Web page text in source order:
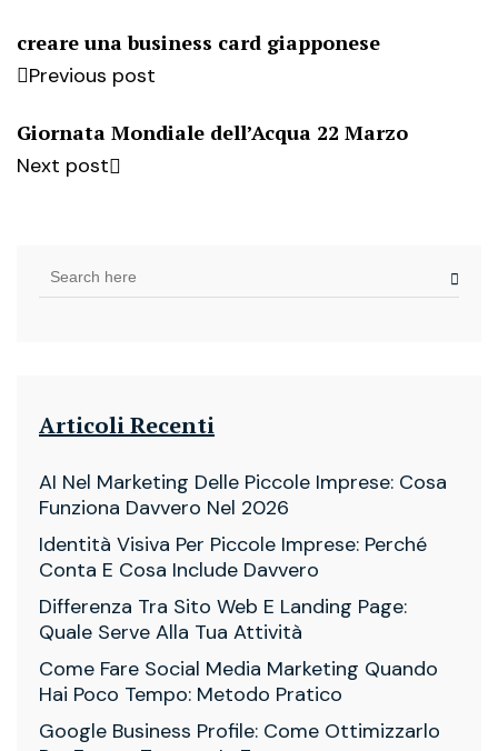
Articoli Recenti
AI Nel Marketing Delle Piccole Imprese: Cosa
Funziona Davvero Nel 2026
Identità Visiva Per Piccole Imprese: Perché
Conta E Cosa Include Davvero
Differenza Tra Sito Web E Landing Page:
Quale Serve Alla Tua Attività
Come Fare Social Media Marketing Quando
Hai Poco Tempo: Metodo Pratico
Google Business Profile: Come Ottimizzarlo
creare una business card giapponese
Previous post
Giornata Mondiale dell’Acqua 22 Marzo
Next post